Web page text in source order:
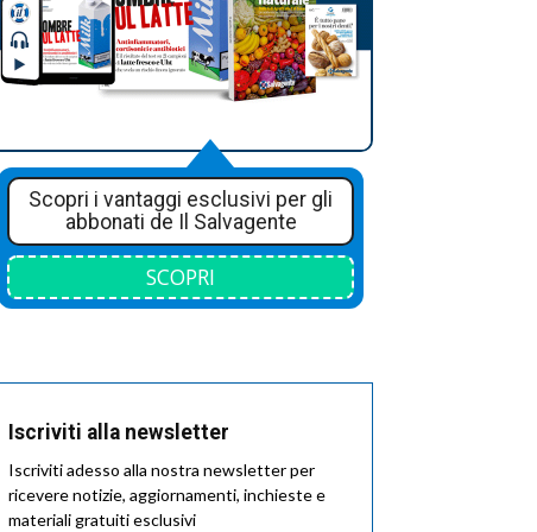
Scopri i vantaggi esclusivi per gli
abbonati de Il Salvagente
SCOPRI
Iscriviti alla newsletter
Iscriviti adesso alla nostra newsletter per
ricevere notizie, aggiornamenti, inchieste e
materiali gratuiti esclusivi